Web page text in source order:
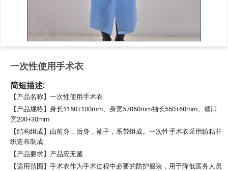
一次性使用手术衣
简短描述:
【产品名称】一次性使用手术衣
【产品规格】身长1150+100mm、身宽57060mm袖长550+60mm、领口
宽200+30mm
【结构组成】由前身，后身，袖子，系带组成。一次性手术衣采用纺粘非
织造布制成
【产品要求】产品应无菌
【适用范围】手术衣作为手术过程中必要的防护服装，用于降低医务人员